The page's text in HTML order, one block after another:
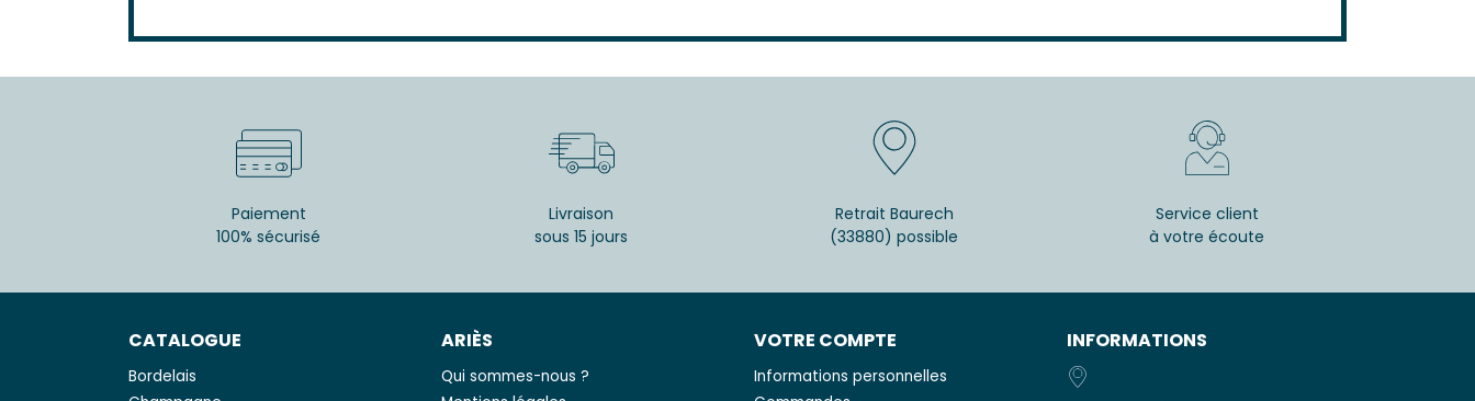
Paiement
100% sécurisé
Livraison
sous 15 jours
Retrait Baurech
(33880) possible
Service client
à votre écoute
CATALOGUE
Bordelais
ARIÈS
Qui sommes-nous ?
VOTRE COMPTE
Informations personnelles
INFORMATIONS